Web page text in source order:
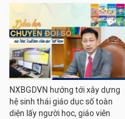
NXBGDVN hướng tới xây dựng
hệ sinh thái giáo dục số toàn
diện lấy người học, giáo viên